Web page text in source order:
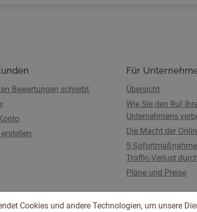
Bewertungen schreibt
Für
Übersicht
Wie Sie den Ruf
Unternehmens
Die Macht der
5
Traffic-Verlust
Pläne und Preise
Cookies und andere Technologien, um unsere